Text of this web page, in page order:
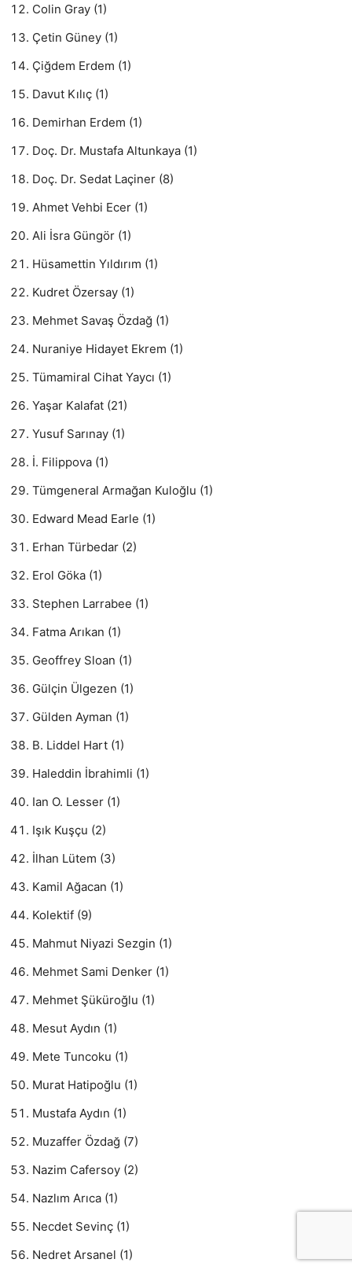
Colin Gray (1)
Çetin Güney (1)
Çiğdem Erdem (1)
Davut Kılıç (1)
Demirhan Erdem (1)
Doç. Dr. Mustafa Altunkaya (1)
Doç. Dr. Sedat Laçiner (8)
Ahmet Vehbi Ecer (1)
Ali İsra Güngör (1)
Hüsamettin Yıldırım (1)
Kudret Özersay (1)
Mehmet Savaş Özdağ (1)
Nuraniye Hidayet Ekrem (1)
Tümamiral Cihat Yaycı (1)
Yaşar Kalafat (21)
Yusuf Sarınay (1)
İ. Filippova (1)
Tümgeneral Armağan Kuloğlu (1)
Edward Mead Earle (1)
Erhan Türbedar (2)
Erol Göka (1)
Stephen Larrabee (1)
Fatma Arıkan (1)
Geoffrey Sloan (1)
Gülçin Ülgezen (1)
Gülden Ayman (1)
B. Liddel Hart (1)
Haleddin İbrahimli (1)
Ian O. Lesser (1)
Işık Kuşçu (2)
İlhan Lütem (3)
Kamil Ağacan (1)
Kolektif (9)
Mahmut Niyazi Sezgin (1)
Mehmet Sami Denker (1)
Mehmet Şüküroğlu (1)
Mesut Aydın (1)
Mete Tuncoku (1)
Murat Hatipoğlu (1)
Mustafa Aydın (1)
Muzaffer Özdağ (7)
Nazim Cafersoy (2)
Nazlım Arıca (1)
Necdet Sevinç (1)
Nedret Arsanel (1)